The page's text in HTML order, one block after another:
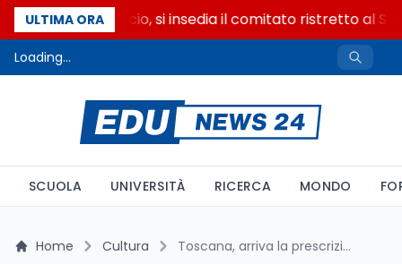
ULTIMA ORA
Riforma del calcio, si insedia il comitato ristretto al
Loading...
SCUOLA UNIVERSITÀ RICERCA MONDO
Home Cultura Toscana, arriva la prescrizione sociale: teatro, lettura e cultura entrano nei percorsi di cura